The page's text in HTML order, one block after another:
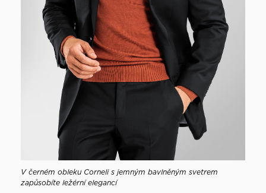
V černém obleku Corneli s jemným bavlněným svetrem
zapůsobíte ležérní elegancí